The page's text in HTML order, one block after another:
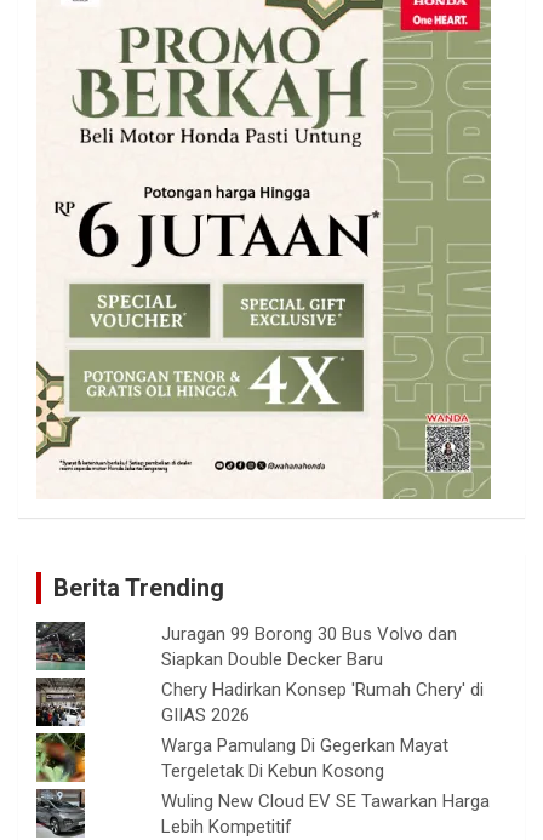
Berita Trending
Juragan 99 Borong 30 Bus Volvo dan
Siapkan Double Decker Baru
Chery Hadirkan Konsep 'Rumah Chery' di
GIIAS 2026
Warga Pamulang Di Gegerkan Mayat
Tergeletak Di Kebun Kosong
Wuling New Cloud EV SE Tawarkan Harga
Lebih Kompetitif